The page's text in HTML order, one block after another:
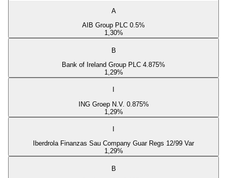
A
AIB Group PLC 0.5%
1,30%
B
Bank of Ireland Group PLC 4.875%
1,29%
ING Groep N.V. 0.875%
1,29%
Iberdrola Finanzas Sau Company Guar Regs 12/99 Var
1,29%
B